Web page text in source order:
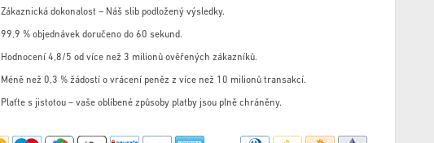
Zákaznická dokonalost – Náš slib podložený výsledky.
99,9 % objednávek doručeno do 60 sekund.
Hodnocení 4,8/5 od více než 3 milionů ověřených zákazníků.
Méně než 0,3 % žádostí o vrácení peněz z více než 10 milionů transakcí.
Plaťte s jistotou – vaše oblíbené způsoby platby jsou plně chráněny.